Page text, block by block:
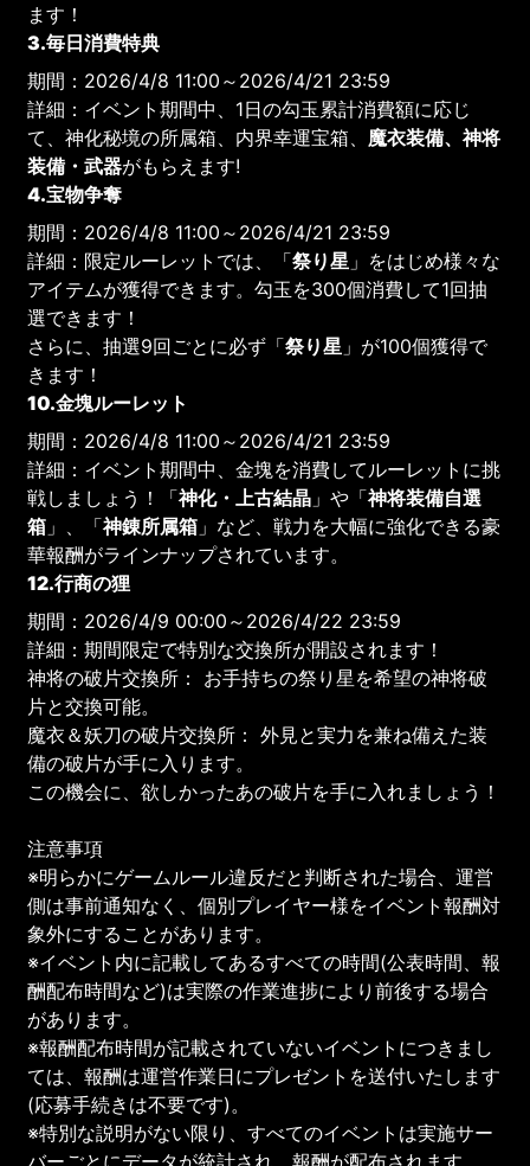
ます！
3.毎日消費特典
期間：2026/4/8 11:00～2026/4/21 23:59
詳細：イベント期間中、1日の勾玉累計消費額に応じ
て、神化秘境の所属箱、内界幸運宝箱、 魔衣装備、神将
装備・武器がもらえます!
4.宝物争奪
期間：2026/4/8 11:00～2026/4/21 23:59
詳細：限定ルーレットでは、「祭り星 」をはじめ様々な
アイテムが獲得できます。勾玉を300個消費して1回抽
選できます！
さらに、抽選9回ごとに必ず「祭り星 」が100個獲得で
きます！
10.金塊ルーレット
期間：2026/4/8 11:00～2026/4/21 23:59
詳細：イベント期間中、金塊を消費してルーレットに挑
戦しましょう！「神化・上古結晶 」や「神将装備自選
箱 」、「神錬所属箱 」など、戦力を大幅に強化できる豪
華報酬がラインナップされています。
12.行商の狸
期間：2026/4/9 00:00～2026/4/22 23:59
詳細：期間限定で特別な交換所が開設されます！
神将の破片交換所： お手持ちの祭り星を希望の神将破
片と交換可能。
魔衣＆妖刀の破片交換所： 外見と実力を兼ね備えた装
備の破片が手に入ります。
この機会に、欲しかったあの破片を手に入れましょう！
注意事項
※明らかにゲームルール違反だと判断された場合、運営
側は事前通知なく、個別プレイヤー様をイベント報酬対
象外にすることがあります。
※イベント内に記載してあるすべての時間(公表時間、報
酬配布時間など)は実際の作業進捗により前後する場合
があります。
※報酬配布時間が記載されていないイベントにつきまし
ては、報酬は運営作業日にプレゼントを送付いたします
(応募手続きは不要です)。
※特別な説明がない限り、すべてのイベントは実施サー
バーごとにデータが統計され、報酬が配布されます。